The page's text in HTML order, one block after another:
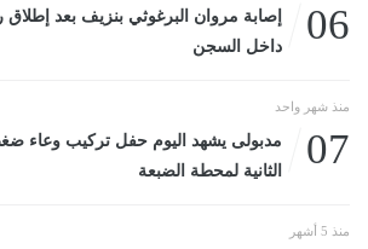
06
إصابة مروان البرغوثي بنزيف بعد
داخل السجن
منذ شهر واحد
07
مدبولى يشهد اليوم حفل تركيب وعاء
الثانية لمحطة الضبعة
منذ 5 أشهر